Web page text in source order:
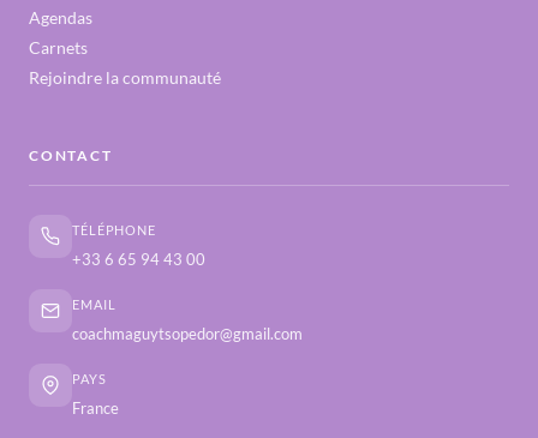
Agendas
Carnets
Rejoindre la communauté
CONTACT
TÉLÉPHONE
+33 6 65 94 43 00
EMAIL
coachmaguytsopedor@gmail.com
PAYS
France